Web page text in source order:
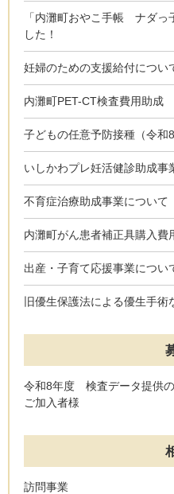
「内灘町おやこ手帳 ナダっ
した！
妊婦のための支援給付につい
内灘町PET-CT検査費用助成
子どもの任意予防接種（令和
いしかわプレ妊活健診助成事
不育症治療助成事業について
内灘町がん患者補正具購入費
出産・子育て応援事業につい
旧優生保護法による優生手術
令和8年度 検査データ提供
ご加入者様
訪問事業